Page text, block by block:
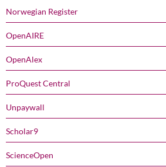
Norwegian Register
OpenAIRE
OpenAlex
ProQuest Central
Unpaywall
Scholar9
ScienceOpen